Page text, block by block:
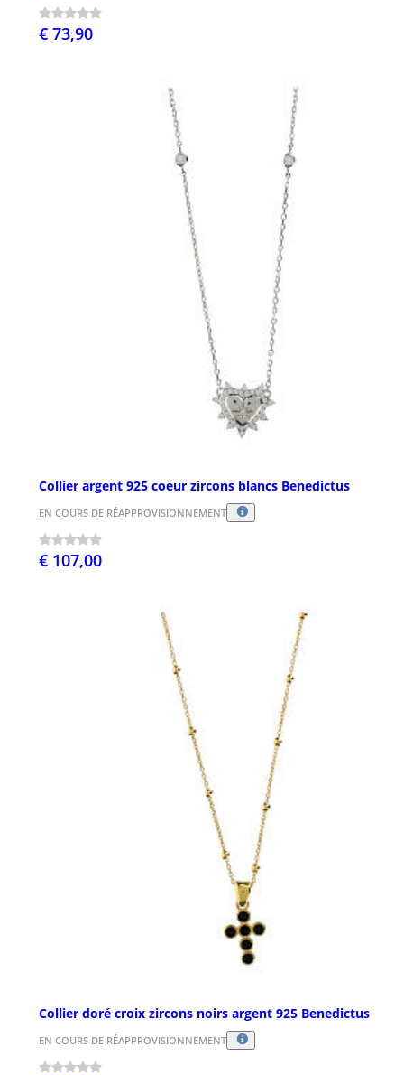
€ 73,90
Collier argent 925 coeur zircons blancs Benedictus
EN COURS DE RÉAPPROVISIONNEMENT
€ 107,00
Collier doré croix zircons noirs argent 925 Benedictus
EN COURS DE RÉAPPROVISIONNEMENT